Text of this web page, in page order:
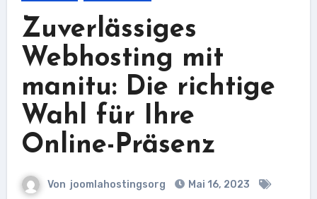
Zuverlässiges
Webhosting mit
manitu: Die richtige
Wahl für Ihre
Online-Präsenz
Von joomlahostingsorg
Mai 16, 2023